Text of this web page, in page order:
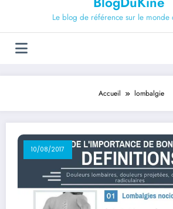
Le blog de référence sur le monde
Accueil lombalgie
10/08/2017